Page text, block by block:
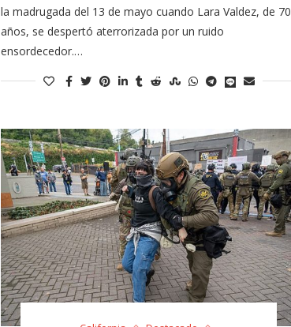
la madrugada del 13 de mayo cuando Lara Valdez, de 70
años, se despertó aterrorizada por un ruido
ensordecedor.…